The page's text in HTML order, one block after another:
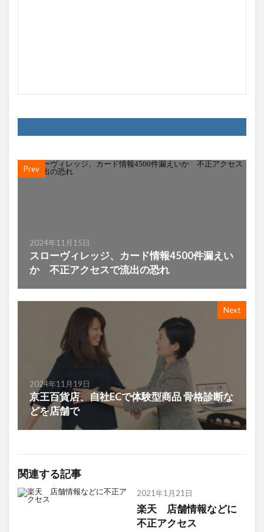
Prev
2024年11月15日
スローヴィレッジ、カード情報4500件漏えい
か 不正アクセスで流出の恐れ
Next
2024年11月19日
京王百貨店、自社ECで体験型商品 骨格診断な
どを店舗で
関連する記事
2021年1月21日
楽天 店舗情報などに
不正アクセス